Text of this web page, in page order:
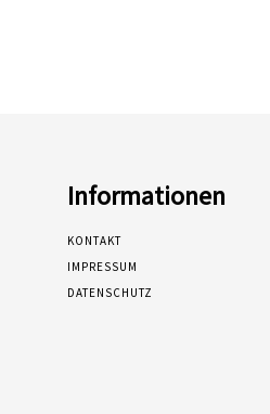
Informationen
KONTAKT
IMPRESSUM
DATENSCHUTZ